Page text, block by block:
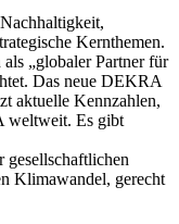
Kernthemen.
„globaler Partner für
Das neue DEKRA
aktuelle Kennzahlen,
weltweit. Es gibt
gesellschaftlichen
Klimawandel, gerecht